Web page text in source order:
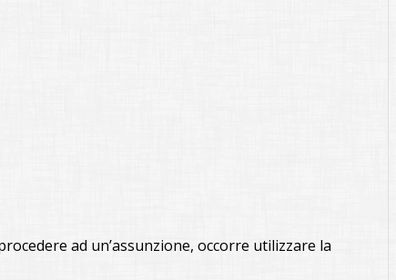
ad un’assunzione, occorre utilizzare la